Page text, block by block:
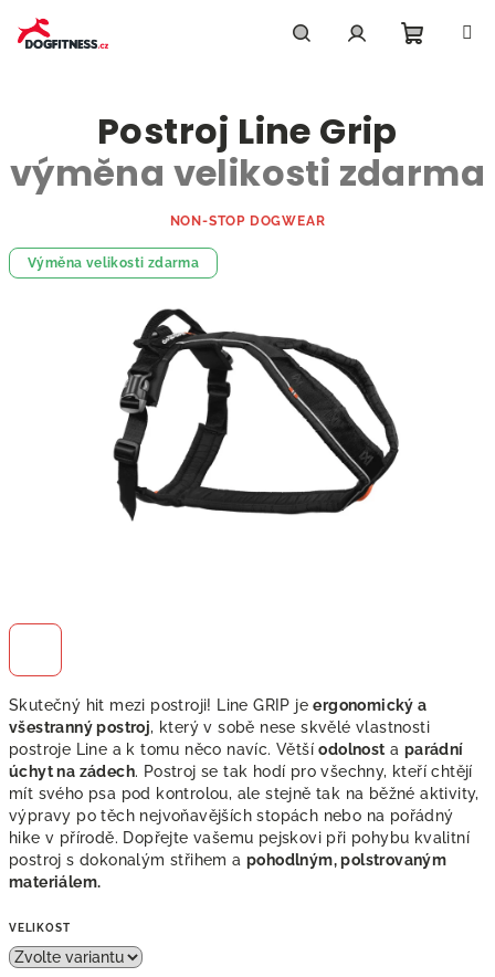
obsah
Skutečný hit mezi postroji! Line GRIP jeergonomický a
všestranný postroj, který v sobě nese skvělé vlastnosti
postroje Line a k tomu něco navíc. Většíodolnost a parádní
úchyt na zádech. Postroj se tak hodí pro všechny, kteří chtějí
mít svého psa pod kontrolou, ale stejně tak na běžné aktivity,
výpravy po těch nejvoňavějších stopách nebo na pořádný
hike v přírodě. Dopřejte vašemu pejskovi při pohybu kvalitní
postroj s dokonalým střihem a pohodlným, polstrovaným
materiálem.
VELIKOST
Postroj Line Grip
výměna velikosti zdarma
NON-STOP DOGWEAR
Výměna velikosti zdarma